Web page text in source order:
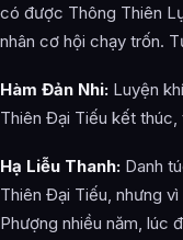
có được Thông Thiên
nhân cơ hội chạy trốn.
Hàm Đản Nhi: Luyện
Thiên Đại Tiếu kết
Hạ Liễu Thanh: Danh
Thiên Đại Tiếu, nhưng
Phượng nhiều năm, lúc